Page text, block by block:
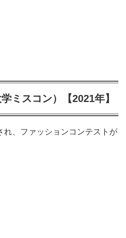
ミスコン）【2021年】
、ファッションコンテストが